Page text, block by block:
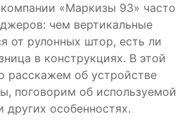
«Маркизы 93» часто
чем вертикальные
от рулонных штор, есть ли
в конструкциях. В этой
расскажем об устройстве
поговорим об используемой
других особенностях.